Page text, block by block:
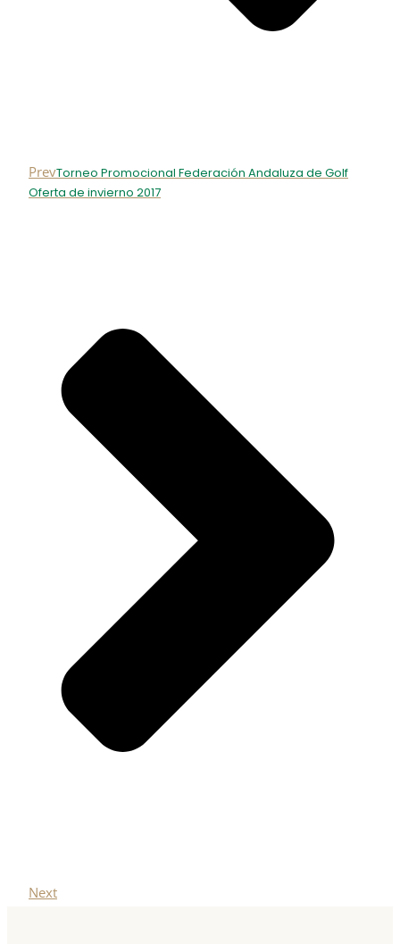
PrevTorneo Promocional Federación Andaluza de Golf
Oferta de invierno 2017
Next